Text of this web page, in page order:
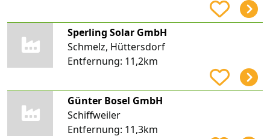
Sperling Solar GmbH
Schmelz, Hüttersdorf
Entfernung: 11,2km
Günter Bosel GmbH
Schiffweiler
Entfernung: 11,3km